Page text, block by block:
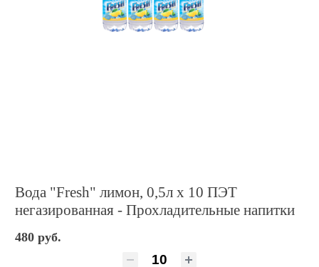
Вода "Fresh" лимон, 0,5л х 10 ПЭТ
негазированная - Прохладительные напитки
480 руб.